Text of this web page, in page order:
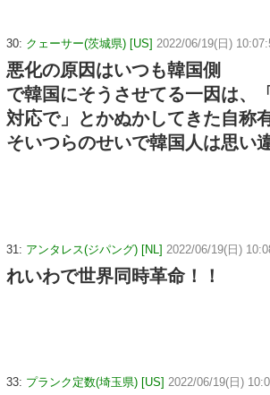
30: クェーサー(茨城県) [US] 2022/06/19(日)
悪化の原因はいつも韓国側
で韓国にそうさせてる一因は、
対応で」とかぬかしてきた自称
そいつらのせいで韓国人は思い
31: アンタレス(ジパング) [NL] 2022/06/19(日)
れいわで世界同時革命！！
33: プランク定数(埼玉県) [US] 2022/06/19(日)